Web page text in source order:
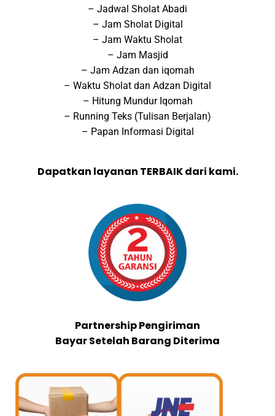
– Jadwal Sholat Abadi
– Jam Sholat Digital
– Jam Waktu Sholat
– Jam Masjid
– Jam Adzan dan iqomah
– Waktu Sholat dan Adzan Digital
– Hitung Mundur Iqomah
– Running Teks (Tulisan Berjalan)
– Papan Informasi Digital
Dapatkan layanan TERBAIK dari kami.
Partnership Pengiriman
Bayar Setelah Barang Diterima